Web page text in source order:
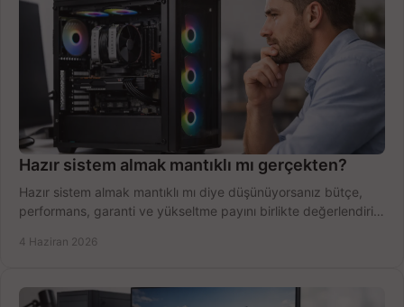
Hazır sistem almak mantıklı mı gerçekten?
Hazır sistem almak mantıklı mı diye düşünüyorsanız bütçe,
performans, garanti ve yükseltme payını birlikte değerlendirin,
4 Haziran 2026